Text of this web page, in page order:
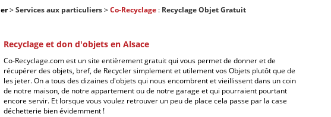
>Services aux particuliers>Co-Recyclage : Recyclage Objet Gratuit
Recyclage et don d'objets en Alsace
Co-Recyclage.com est un site entièrement gratuit qui vous permet de donner et de
récupérer des objets, bref, de Recycler simplement et utilement vos Objets plutôt que de
les jeter. On a tous des dizaines d'objets qui nous encombrent et vieillissent dans un coin
de notre maison, de notre appartement ou de notre garage et qui pourraient pourtant
encore servir. Et lorsque vous voulez retrouver un peu de place cela passe par la case
déchetterie bien évidemment !